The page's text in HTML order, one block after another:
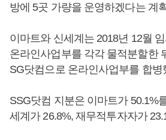
방에 5곳 가량을 운영하겠다는 계
이마트와 신세계는 2018년 12월
온라인사업부를 각각 물적분할한
SG닷컴으로 온라인사업부를 합병
SSG닷컴 지분은 이마트가 50.1%
세계가 26.8%, 재무적투자자가